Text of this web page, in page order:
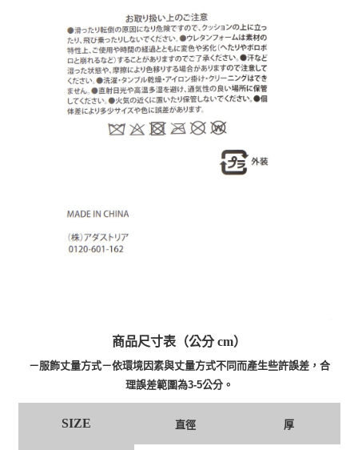
商品尺寸表（公分 cm）
－服飾丈量方式－依環境因素與丈量方式不同而產生些許誤差，合
理誤差範圍為3-5公分。
SIZE 直徑 厚